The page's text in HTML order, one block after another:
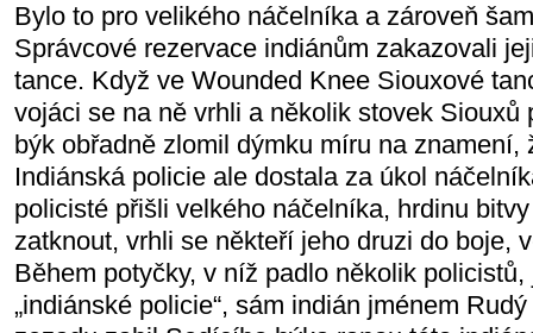
Bylo to pro velikého náčelníka a zároveň
Správcové rezervace indiánům zakazovali
tance. Když ve Wounded Knee Siouxové
vojáci se na ně vrhli a několik stovek Siouxů
býk obřadně zlomil dýmku míru na znamení,
Indiánská policie ale dostala za úkol
policisté přišli velkého náčelníka, hrdinu
zatknout, vrhli se někteří jeho druzi do boje,
Během potyčky, v níž padlo několik
„indiánské policie“, sám indián jménem